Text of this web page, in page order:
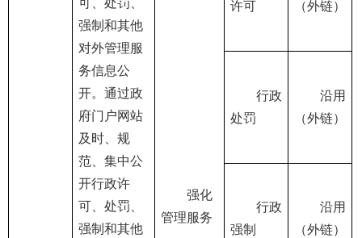
可、处罚、
强制和其他
对外管理服
务信息公
开。通过政
府门户网站
及时、规
范、集中公
开行政许
可、处罚、
强制和其他
强化
管理服务
许可 （外链）
行政
处罚
沿用
（外链）
行政
强制
沿用
（外链）